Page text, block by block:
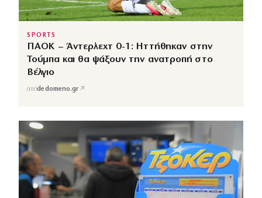
SPORTS
ΠΑΟΚ – Άντερλεχτ 0-1: Ηττήθηκαν στην
Τούμπα και θα ψάξουν την ανατροπή στο
Βέλγιο
απόdedomeno.gr ↗